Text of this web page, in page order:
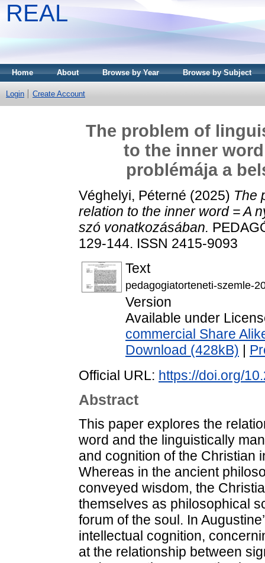
REAL
Home About Browse by Year Browse by Subject
Login Create Account
The problem of
to the inner
problémája a
Véghelyi, Péterné (2025) The
relation to the inner word = A
szó vonatkozásában.
129-144. ISSN 2415-9093
Text
pedagogiatorteneti-szemle-
Version
Available under
commercial Share
Download (428kB)
Official URL: https://doi.org/
Abstract
This paper explores the
word and the linguistically
and cognition of the Christian
Whereas in the ancient
conveyed wisdom, the
themselves as philosophical
forum of the soul. In
intellectual cognition,
at the relationship between